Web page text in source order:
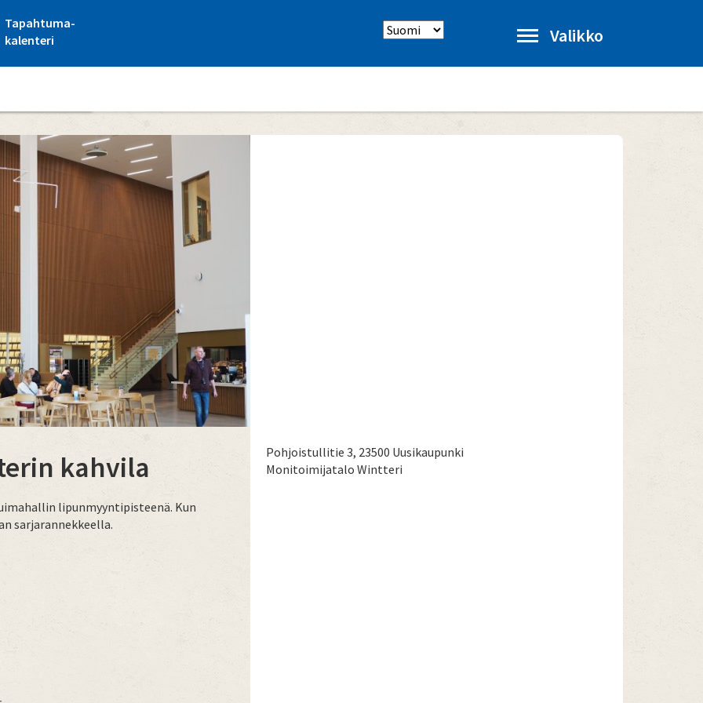
Tapahtuma-
kalenteri
Select
Valikko
kahvila
lipunmyyntipisteenä. Kun
sarjarannekkeella.
Pohjoistullitie 3, 23500 Uusikaupunki
Monitoimijatalo Wintteri